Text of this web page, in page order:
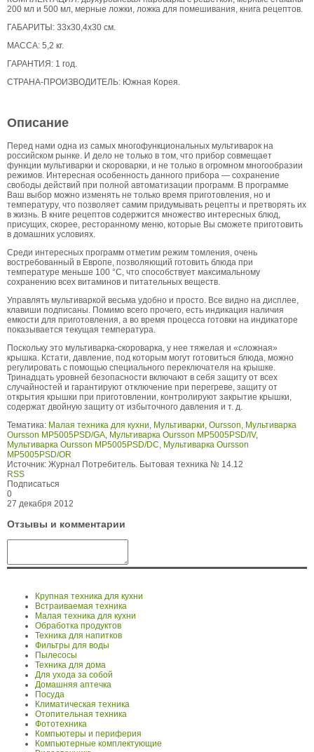
200 мл и 500 мл, мерные ложки, ложка для помешивания, книга рецептов.
ГАБАРИТЫ: 33х30,4х30 см.
МАССА: 5,2 кг.
ГАРАНТИЯ: 1 год.
СТРАНА-ПРОИЗВОДИТЕЛЬ: Южная Корея.
Описание
Перед нами одна из самых многофункциональных мультиварок на
российском рынке. И дело не только в том, что прибор совмещает
функции мультиварки и скороварки, и не только в огромном многообразии
режимов. Интересная особенность данного прибора — сохранение
свободы действий при полной автоматизации программ. В программе
Ваш выбор можно изменять не только время приготовления, но и
температуру, что позволяет самим придумывать рецепты и претворять их
в жизнь. В книге рецептов содержится множество интересных блюд,
присущих, скорее, ресторанному меню, которые Вы сможете приготовить
в домашних условиях.
Среди интересных программ отметим режим томления, очень
востребованный в Европе, позволяющий готовить блюда при
температуре меньше 100 °С, что способствует максимальному
сохранению всех витаминов и питательных веществ.
Управлять мультиваркой весьма удобно и просто. Все видно на дисплее,
клавиши подписаны. Помимо всего прочего, есть индикация наличия
емкости для приготовления, а во время процесса готовки на индикаторе
показывается текущая температура.
Поскольку это мультиварка-скороварка, у нее тяжелая и «сложная»
крышка. Кстати, давление, под которым могут готовиться блюда, можно
регулировать с помощью специального переключателя на крышке.
Тринадцать уровней безопасности включают в себя защиту от всех
случайностей и гарантируют отключение при перегреве, защиту от
открытия крышки при приготовлении, контролируют закрытие крышки,
содержат двойную защиту от избыточного давления и т. д.
Тематика: Малая техника для кухни Мультиварки Oursson Мультиварка
Oursson MP5005PSD/GA Мультиварка Oursson MP5005PSD/IV,
Мультиварка Oursson MP5005PSD/DC Мультиварка Oursson
MP5005PSD/OR
Источник: Журнал Потребитель. Бытовая техника № 14.12
RSS
Подписаться
0
27 декабря 2012
Отзывы и комментарии
Крупная техника для кухни
Встраиваемая техника
Малая техника для кухни
Обработка продуктов
Техника для напитков
Фильтры для воды
Пылесосы
Техника для дома
Для ухода за собой
Домашняя аптечка
Посуда
Климатическая техника
Отопительная техника
Фототехника
Компьютеры и периферия
Компьютерные комплектующие